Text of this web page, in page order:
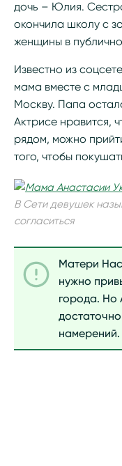
дочь – Юлия.
окончила школу с
женщины в
Известно из
мама вместе с
Москву. Папа
Актрисе нравится,
рядом, можно
того, чтобы
В Сети девушек
согласиться
Матери
нужно
города. Но
намерений.